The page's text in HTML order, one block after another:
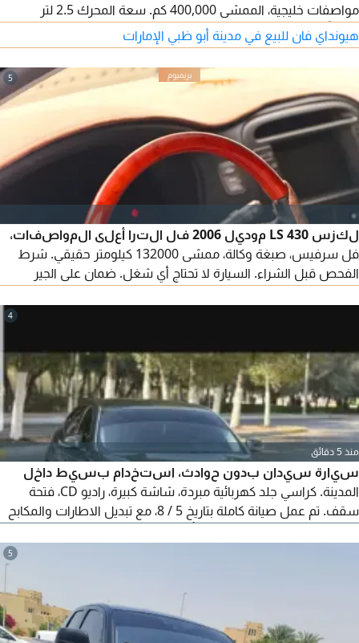
مواصفات خليجية، الممشى 400,000 كم. سعة المحرك 2.5 لتر
(تقريباً)، وسعة الركاب 6 أشخاص. ناقل الحركة عادي. الموقع أبوظبي.
السعر 22,000 درهم. للتواصل.
هيونداي فان للبيع في مدينة أبو ظبي الإمارات
5
لكزس LS 430 موديل 2006 فل الترا أعلى المواصفات،
فل سرفيس، صبغة وكالة، ممشى 132000 كيلومتر حقيقي. شرط
الفحص قبل الشراء. السيارة لا تحتاج أي شغل. ضمان على الجير
4
منذ 5 دقائق
سيارة سيدان بدون حوادث، استخدام بسيط داخل
المدينة. كراسي جلد كهربائية مبردة، شاشة كبيرة، راديو CD، فتحة
سقف. تم عمل صيانة كاملة بتاريخ 5 / 8، مع تبديل الاطارات والمكابح
5